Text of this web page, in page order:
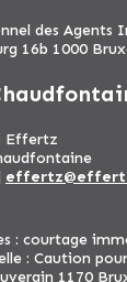
des Agents
16b 1000
Effertz
: courtage
: Caution
1170